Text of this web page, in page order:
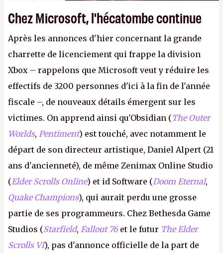
Chez Microsoft, l'hécatombe continue
Après les annonces d'hier concernant la grande
charrette de licenciement qui frappe la division
Xbox – rappelons que Microsoft veut y réduire les
effectifs de 3200 personnes d'ici à la fin de l'année
fiscale –, de nouveaux détails émergent sur les
victimes. On apprend ainsi qu'Obsidian (The Outer
Worlds, Pentiment) est touché, avec notamment le
départ de son directeur artistique, Daniel Alpert (21
ans d'ancienneté), de même Zenimax Online Studio
(Elder Scrolls Online) et id Software (Doom Eternal,
Quake Champions), qui aurait perdu une grosse
partie de ses programmeurs. Chez Bethesda Game
Studios (Starfield, Fallout 76 et le futur The Elder
Scrolls VI), pas d'annonce officielle de la part de